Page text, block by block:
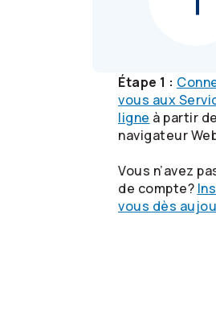
Étape 1 :
vous aux
ligne à partir
navigateur
Vous n’avez
de compte?
vous dès